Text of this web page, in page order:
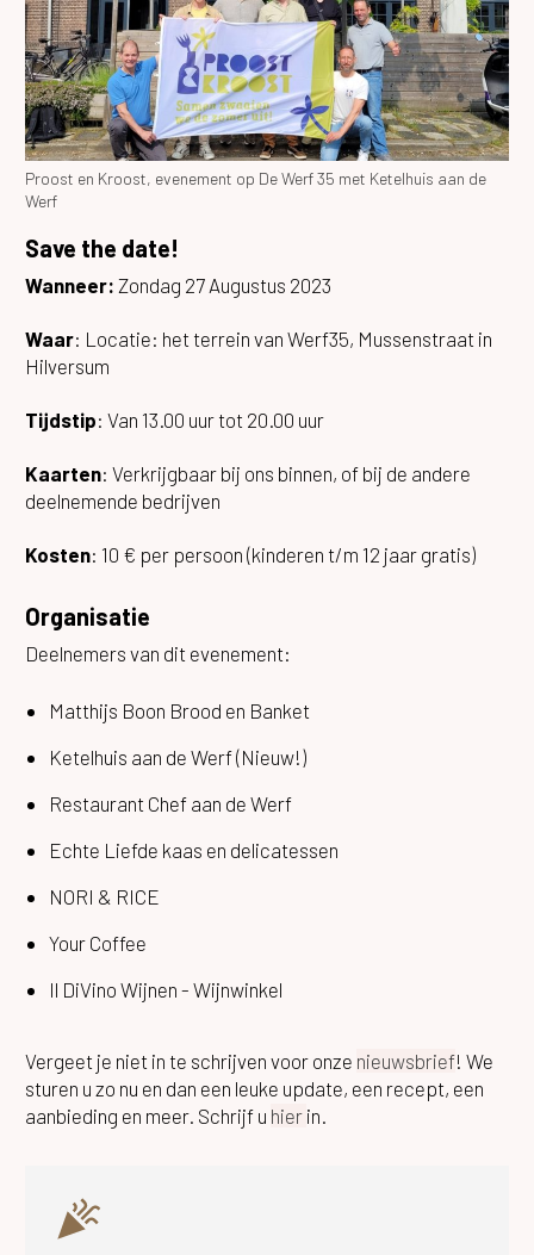
Proost en Kroost, evenement op De Werf 35 met Ketelhuis aan de
Werf
Save the date!
Wanneer: Zondag 27 Augustus 2023
Waar: Locatie: het terrein van Werf35, Mussenstraat in
Hilversum
Tijdstip: Van 13.00 uur tot 20.00 uur
Kaarten: Verkrijgbaar bij ons binnen, of bij de andere
deelnemende bedrijven
Kosten: 10 € per persoon (kinderen t/m 12 jaar gratis)
Organisatie
Deelnemers van dit evenement:
Matthijs Boon Brood en Banket
Ketelhuis aan de Werf (Nieuw!)
Restaurant Chef aan de Werf
Echte Liefde kaas en delicatessen
NORI & RICE
Your Coffee
Il DiVino Wijnen - Wijnwinkel
Vergeet je niet in te schrijven voor onze nieuwsbrief! We
sturen u zo nu en dan een leuke update, een recept, een
aanbieding en meer. Schrijf u hier in.